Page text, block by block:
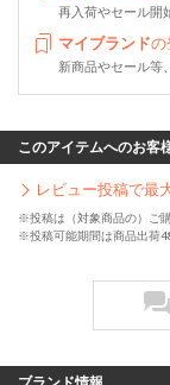
再入荷やセール開
マイブランドの
新商品やセール等
このアイテムへのお客
レビュー投稿で最
※投稿は（対象商品の）ご
※投稿可能期間は商品出荷